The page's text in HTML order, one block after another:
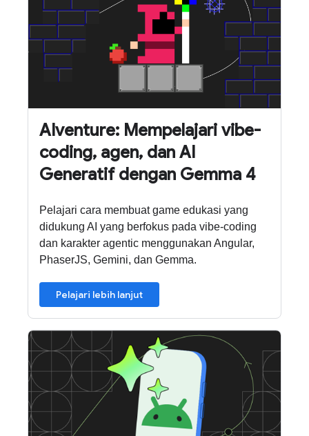
AIventure: Mempelajari vibe-
coding, agen, dan AI
Generatif dengan Gemma 4
Pelajari cara membuat game edukasi yang
didukung AI yang berfokus pada vibe-coding
dan karakter agentic menggunakan Angular,
PhaserJS, Gemini, dan Gemma.
Pelajari lebih lanjut